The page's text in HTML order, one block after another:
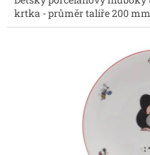
krtka - průměr talíře 200